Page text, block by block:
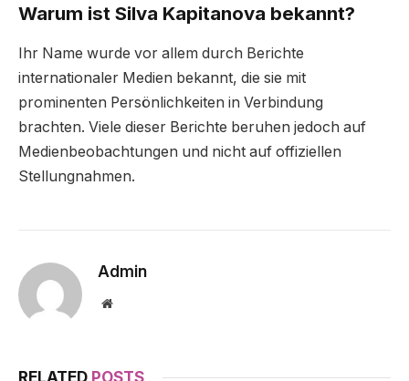
Warum ist Silva Kapitanova bekannt?
Ihr Name wurde vor allem durch Berichte
internationaler Medien bekannt, die sie mit
prominenten Persönlichkeiten in Verbindung
brachten. Viele dieser Berichte beruhen jedoch auf
Medienbeobachtungen und nicht auf offiziellen
Stellungnahmen.
Admin
Website